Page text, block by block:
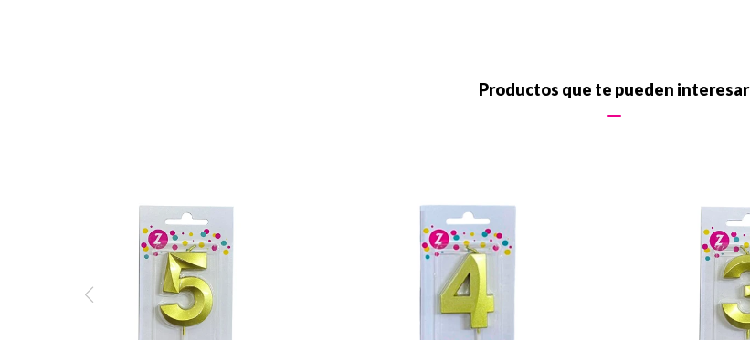
Productos que te pueden interesar